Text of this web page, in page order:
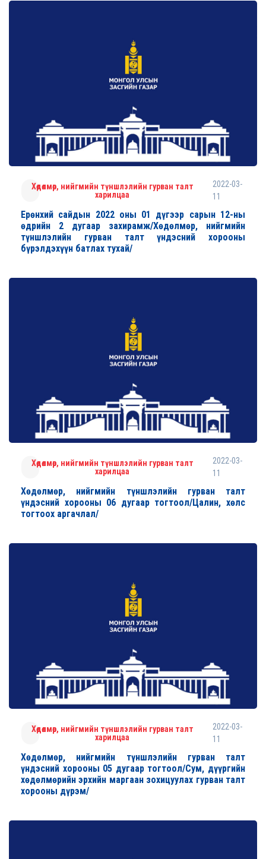
Хөдөлмөр, нийгмийн түншлэлийн гурван талт
харилцаа
2022-03-
11
Ерөнхий сайдын 2022 оны 01 дүгээр сарын 12-ны
өдрийн 2 дугаар захирамж/Хөдөлмөр, нийгмийн
түншлэлийн гурван талт үндэсний хорооны
бүрэлдэхүүн батлах тухай/
Хөдөлмөр, нийгмийн түншлэлийн гурван талт
харилцаа
2022-03-
11
Хөдөлмөр, нийгмийн түншлэлийн гурван талт
үндэсний хорооны 06 дугаар тогтоол/Цалин, хөлс
тогтоох аргачлал/
Хөдөлмөр, нийгмийн түншлэлийн гурван талт
харилцаа
2022-03-
11
Хөдөлмөр, нийгмийн түншлэлийн гурван талт
үндэсний хорооны 05 дугаар тогтоол/Сум, дүүргийн
хөдөлмөрийн эрхийн маргаан зохицуулах гурван талт
хорооны дүрэм/